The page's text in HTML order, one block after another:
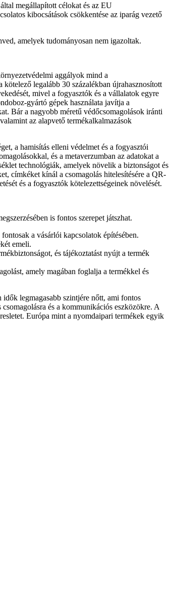
megállapított célokat és az EU
kibocsátások csökkentése az iparág vezető
amelyek tudományosan nem igazoltak.
aggályok mind a
legalább 30 százalékban újrahasznosított
mivel a fogyasztók és a vállalatok egyre
gyártó gépek használata javítja a
Bár a nagyobb méretű védőcsomagolások iránti
az alapvető termékalkalmazások
a hamisítás elleni védelmet és a fogyasztói
és a metaverzumban az adatokat a
technológiák, amelyek növelik a biztonságot és
címkéket kínál a csomagolás hitelesítésére a QR-
és a fogyasztók kötelezettségeinek növelését.
is fontos szerepet játszhat.
a vásárlói kapcsolatok építésében.
emeli.
és tájékoztatást nyújt a termék
amely magában foglalja a termékkel és
legmagasabb szintjére nőtt, ami fontos
és a kommunikációs eszközökre. A
Európa mint a nyomdaipari termékek egyik